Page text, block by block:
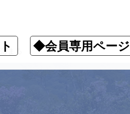
◆会員専用ページ
まる